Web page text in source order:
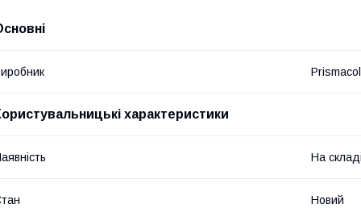
характеристики
На
Новий